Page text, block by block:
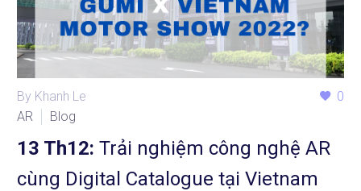
0
By Khanh Le
AR
Blog
13 Th12: Trải nghiệm công nghệ AR
cùng Digital Catalogue tại Vietnam